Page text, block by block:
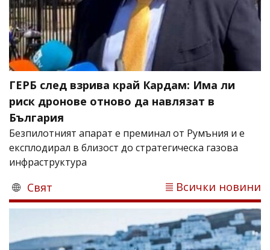
ГЕРБ след взрива край Кардам: Има ли
риск дронове отново да навлязат в
България
Безпилотният апарат е преминал от Румъния и е
експлодирал в близост до стратегическа газова
инфраструктура
Свят Всички новини